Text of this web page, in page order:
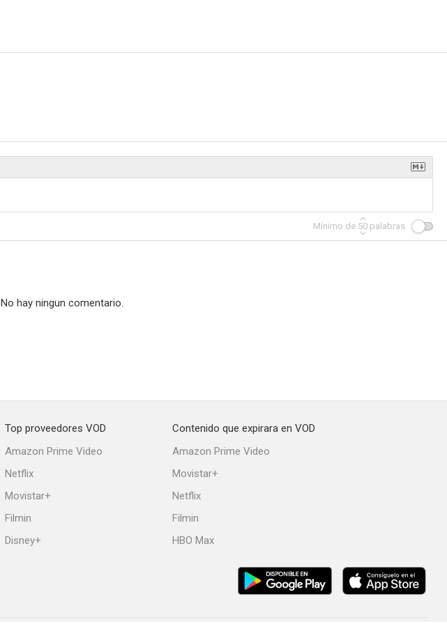
Mínimo de 50 palabras
No hay ningun comentario.
Top proveedores VOD
Amazon Prime Video
Netflix
Movistar+
Filmin
Disney+
Contenido que expirara en VOD
Amazon Prime Video
Movistar+
Netflix
Filmin
HBO Max